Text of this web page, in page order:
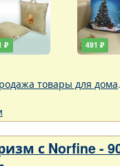
₽ 491 ₽
товары для дома.
с Norfine -